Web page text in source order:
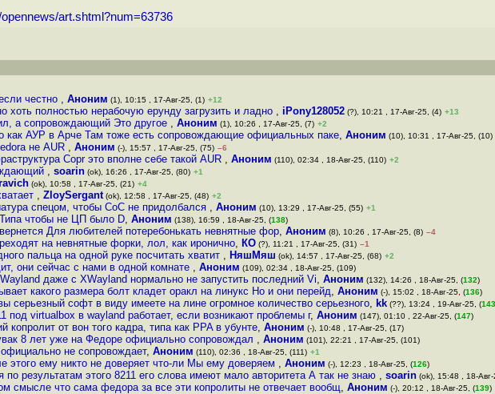
art.shtml?num=63736
честно , Аноним (1), 10:15 , 17-Авг-25, (1) +12
хоть полностью нерабочую ерунду загрузить и ладно , iPony128052 (?), 10:21 , 17-Авг-25, (4) +13
а сопровождающий Это другое , Аноним (1), 10:26 , 17-Авг-25, (7) +2
как АУР в Арче Там тоже есть сопровождающие официальных паке, Аноним (10), 10:31 , 17-Авг-25, (10)
не AUR , Аноним (-), 15:57 , 17-Авг-25, (75) –6
Copr это вполне себе такой AUR , Аноним (110), 02:34 , 18-Авг-25, (110) +2
, soarin (ok), 16:26 , 17-Авг-25, (80) +1
(ok), 10:58 , 17-Авг-25, (21) +4
, ZloySergant (ok), 12:58 , 17-Авг-25, (48) +2
спецом, чтобы CoC не придолбался , Аноним (10), 13:29 , 17-Авг-25, (55) +1
чтобы не ЦП было D, Аноним (138), 16:59 , 18-Авг-25, (138)
Для любителей потеребонькать невнятные фор, Аноним (8), 10:26 , 17-Авг-25, (8) –4
на невнятные форки, лол, как иронично, КО (?), 11:21 , 17-Авг-25, (31) –1
пальца на одной руке посчитать хватит , НяшМяш (ok), 14:57 , 17-Авг-25, (68) +2
они сейчас с нами в одной комнате , Аноним (109), 02:34 , 18-Авг-25, (109)
даже с XWayland нормально не запустить последний Vi, Аноним (132), 14:26 , 18-Авг-25, (132)
какого размера болт кладет оракл на линукс Но и они перейд, Аноним (-), 15:02 , 18-Авг-25, (136)
серьезный софт в виду имеете на лине огромное количество серьезного, kk (??), 13:24 , 19-Авг-25, (143
под virtualbox в wayland работает, если возникают проблемы г, Аноним (147), 01:10 , 22-Авг-25, (147)
копролит от вон того кадра, типа как PPA в убунте, Аноним (-), 10:48 , 17-Авг-25, (17)
8 лет уже на Федоре официально сопровождал , Аноним (101), 22:21 , 17-Авг-25, (101)
не сопровождает, Аноним (110), 02:36 , 18-Авг-25, (111) +1
этого ему никто не доверяет что-ли Мы ему доверяем , Аноним (-), 12:23 , 18-Авг-25, (126)
по результатам этого 8211 его слова имеют мало авторитета А так не знаю , soarin (ok), 15:48 , 18-
смысле что сама федора за все эти копролиты не отвечает вообщ, Аноним (-), 20:12 , 18-Авг-25, (139)